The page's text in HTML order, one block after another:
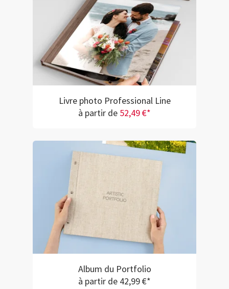
Livre photo Professional Line
à partir de 52,49 €*
Album du Portfolio
à partir de 42,99 €*